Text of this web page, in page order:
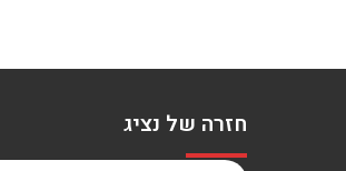
חזרה של נציג